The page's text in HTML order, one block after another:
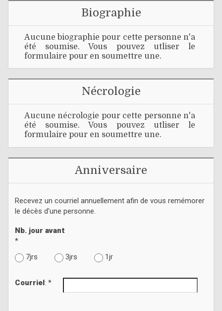
Biographie
Aucune biographie pour cette personne n'a
été soumise. Vous pouvez utliser le
formulaire pour en soumettre une.
Nécrologie
Aucune nécrologie pour cette personne n'a
été soumise. Vous pouvez utliser le
formulaire pour en soumettre une.
Anniversaire
Recevez un courriel annuellement afin de vous remémorer
le décès d'une personne.
Nb. jour avant
*
7jrs
3jrs 1jr
Courriel : *